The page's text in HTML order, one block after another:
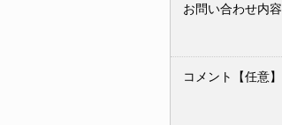
お問い合わせ内容
コメント【任意】